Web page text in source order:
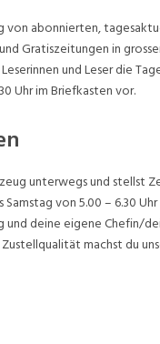
von abonnierten,
Gratiszeitungen in
und Leser die
Uhr im Briefkasten vor.
unterwegs und stellst
von 5.00 – 6.30
und deine eigene Chefin/
machst du